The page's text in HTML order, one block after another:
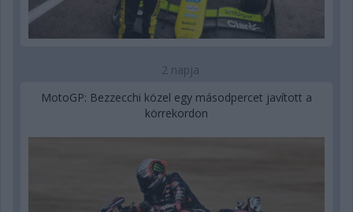
2 napja
MotoGP: Bezzecchi közel egy másodpercet javított a
körrekordon